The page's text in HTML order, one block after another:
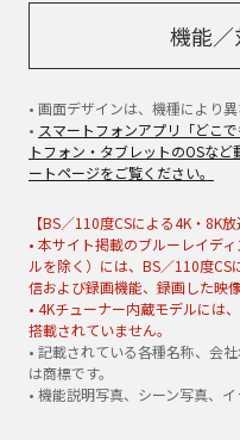
機能
• 画面デザインは、機種により異
• スマートフォンアプリ「どこ
トフォン・タブレットのOSな
ートページをご覧ください。
【BS／110度CSによる4K・8K放
• 本サイト掲載のブルーレイデ
ルを除く）には、BS／110度
信および録画機能、録画した映
• 4Kチューナー内蔵モデルには
搭載されていません。
• 記載されている各種名称、会
は商標です。
• 機能説明写真、シーン写真、イ